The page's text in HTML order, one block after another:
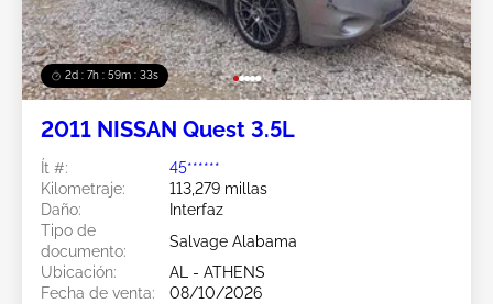
2d : 7h : 59m : 31s
2011 NISSAN Quest 3.5L
Ít #:
45******
Kilometraje:
113,279 millas
Daño:
Interfaz
Tipo de
documento:
Salvage Alabama
Ubicación:
AL - ATHENS
Fecha de venta:
08/10/2026